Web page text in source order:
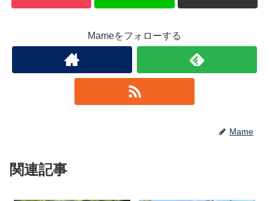
Mameをフォローする
Mame
関連記事